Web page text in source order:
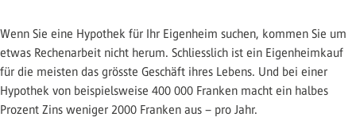
Wenn Sie eine Hypothek für Ihr Eigenheim suchen, kommen Sie um
etwas Rechenarbeit nicht herum. Schliesslich ist ein Eigenheimkauf
für die meisten das grösste Geschäft ihres Lebens. Und bei einer
Hypothek von beispielsweise 400 000 Franken macht ein halbes
Prozent Zins weniger 2000 Franken aus – pro Jahr.